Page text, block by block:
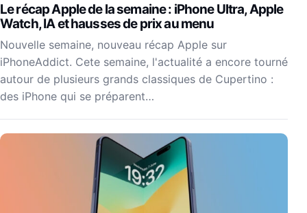
Le récap Apple de la semaine : iPhone Ultra, Apple
Watch, IA et hausses de prix au menu
Nouvelle semaine, nouveau récap Apple sur
iPhoneAddict. Cete semaine, l'actualité a encore tourné
autour de plusieurs grands classiques de Cupertino :
des iPhone qui se préparent…